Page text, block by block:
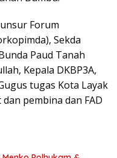
Forum
Sekda
Paud Tanah
Kepala DKBP3A,
tugas Kota Layak
dan pembina dan FAD